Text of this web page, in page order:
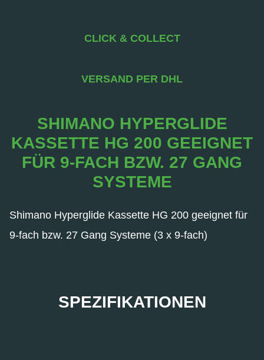
CLICK & COLLECT
VERSAND PER DHL
SHIMANO HYPERGLIDE
KASSETTE HG 200 GEEIGNET
FÜR 9-FACH BZW. 27 GANG
SYSTEME
Shimano Hyperglide Kassette HG 200 geeignet für
9-fach bzw. 27 Gang Systeme (3 x 9-fach)
SPEZIFIKATIONEN